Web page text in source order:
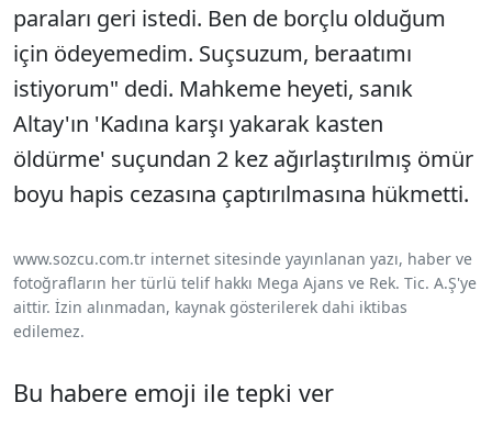
paraları geri istedi. Ben de borçlu olduğum
için ödeyemedim. Suçsuzum, beraatımı
istiyorum" dedi. Mahkeme heyeti, sanık
Altay'ın 'Kadına karşı yakarak kasten
öldürme' suçundan 2 kez ağırlaştırılmış ömür
boyu hapis cezasına çaptırılmasına hükmetti.
www.sozcu.com.tr internet sitesinde yayınlanan yazı, haber ve
fotoğrafların her türlü telif hakkı Mega Ajans ve Rek. Tic. A.Ş'ye
aittir. İzin alınmadan, kaynak gösterilerek dahi iktibas
edilemez.
Bu habere emoji ile tepki ver